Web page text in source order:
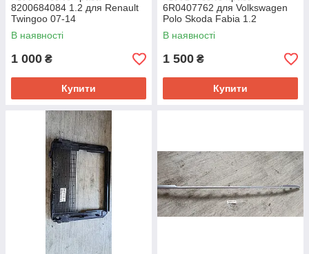
8200684084 1.2 для Renault
Twingoo 07-14
В наявності
1 000 ₴
Купити
6R0407762 для Volkswagen
Polo Skoda Fabia 1.2
В наявності
1 500 ₴
Купити